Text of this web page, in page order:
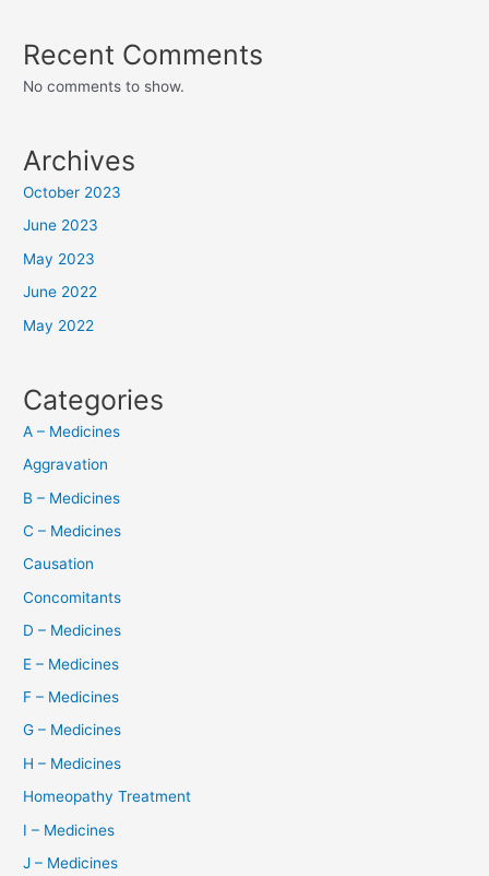
Recent Comments
No comments to show.
Archives
October 2023
June 2023
May 2023
June 2022
May 2022
Categories
A – Medicines
Aggravation
B – Medicines
C – Medicines
Causation
Concomitants
D – Medicines
E – Medicines
F – Medicines
G – Medicines
H – Medicines
Homeopathy Treatment
I – Medicines
J – Medicines